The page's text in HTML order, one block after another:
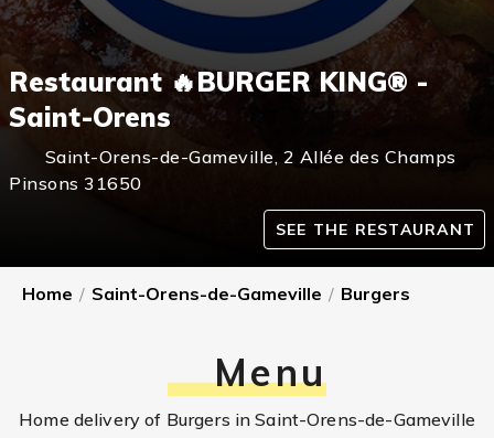
Restaurant 🔥BURGER KING® -
Saint-Orens
Saint-Orens-de-Gameville, 2 Allée des Champs
Pinsons 31650
SEE THE RESTAURANT
Home / Saint-Orens-de-Gameville / Burgers
Menu
Home delivery of Burgers in Saint-Orens-de-Gameville